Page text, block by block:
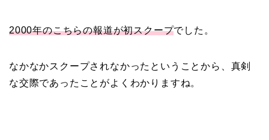
【画像】相葉雅紀の嫁は
2000年のこちらの報道が初スクープでした。
なかなかスクープされなかったということから、真剣
な交際であったことがよくわかりますね。